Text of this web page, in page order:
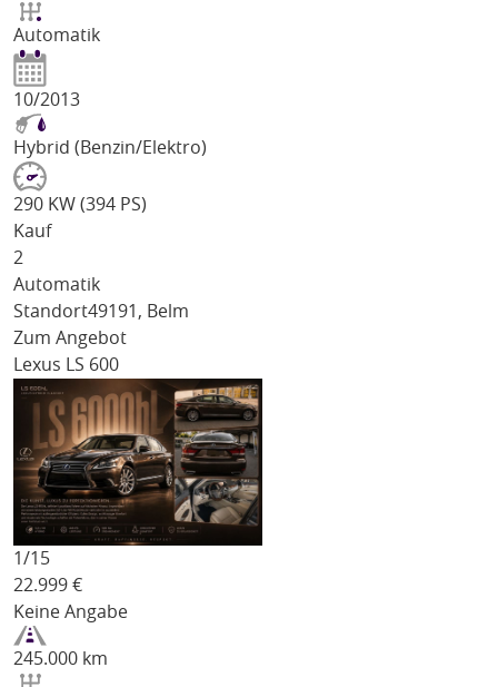
Automatik
10/2013
Hybrid (Benzin/Elektro)
290 KW (394 PS)
Kauf
2
Automatik
Standort49191, Belm
Zum Angebot
Lexus LS 600
1/15
22.999 €
Keine Angabe
245.000 km